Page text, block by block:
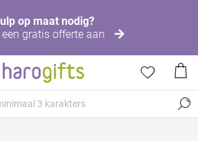
op maat nodig?
gratis offerte aan